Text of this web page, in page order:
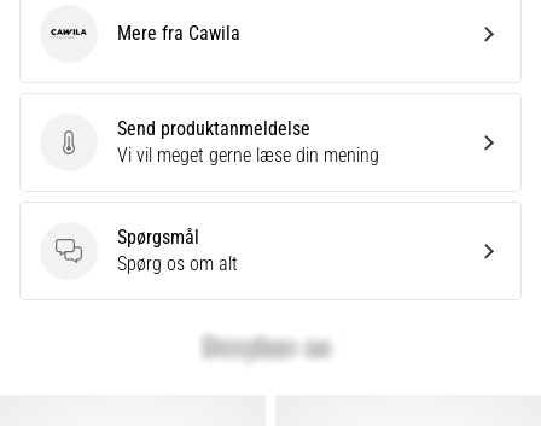
Send produktanmeldelse
Send produktanmeldelse
Vi vil meget gerne læse din mening
Spørgsmål
Spørgsmål
Spørg os om alt
Cawila Mere fra Cawila